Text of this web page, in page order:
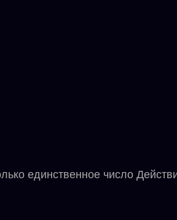
единственное число